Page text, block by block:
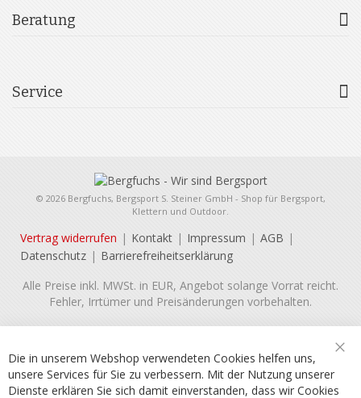
Beratung
Service
© 2026 Bergfuchs, Bergsport S. Steiner GmbH - Shop für Bergsport,
Klettern und Outdoor.
Vertrag widerrufen Kontakt Impressum
AGB
Datenschutz
Barrierefreiheitserklärung
Alle Preise inkl. MWSt. in EUR, Angebot solange Vorrat reicht.
Fehler, Irrtümer und Preisänderungen vorbehalten.
Die in unserem Webshop verwendeten Cookies helfen uns,
unsere Services für Sie zu verbessern. Mit der Nutzung unserer
Dienste erklären Sie sich damit einverstanden, dass wir Cookies